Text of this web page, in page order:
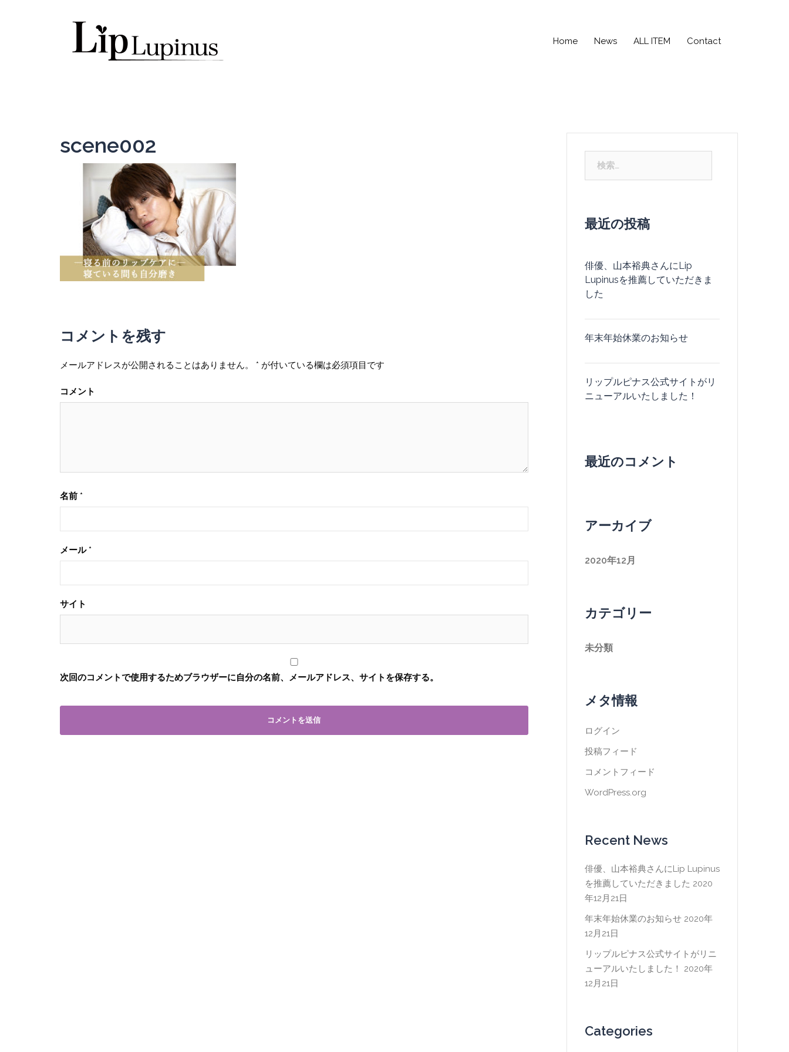
Home News ALL ITEM Contact
scene002
コメントを残す
メールアドレスが公開されることはありません。 * が付いている欄は必須項目です
コメント
名前 *
メール *
サイト
次回のコメントで使用するためブラウザーに自分の名前、メールアドレス、サイトを保存する。
最近の投稿
俳優、山本裕典さんにLip
Lupinusを推薦していただきま
した
年末年始休業のお知らせ
リップルピナス公式サイトがリ
ニューアルいたしました！
最近のコメント
アーカイブ
2020年12月
カテゴリー
未分類
メタ情報
ログイン
投稿フィード
コメントフィード
WordPress.org
Recent News
俳優、山本裕典さんにLip Lupinus
を推薦していただきました 2020
年12月21日
年末年始休業のお知らせ 2020年
12月21日
リップルピナス公式サイトがリニ
ューアルいたしました！
2020年
12月21日
Categories